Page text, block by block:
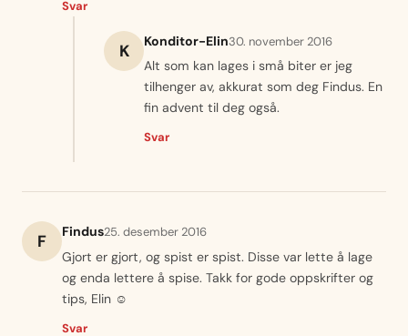
Svar
K Konditor-Elin30. november 2016
Alt som kan lages i små biter er jeg
tilhenger av, akkurat som deg Findus. En
fin advent til deg også.
Svar
F Findus25. desember 2016
Gjort er gjort, og spist er spist. Disse var lette å lage
og enda lettere å spise. Takk for gode oppskrifter og
tips, Elin ☺
Svar